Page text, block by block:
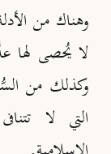
وهناك من
لا يُحصى لها
وكذلك من
التي لا